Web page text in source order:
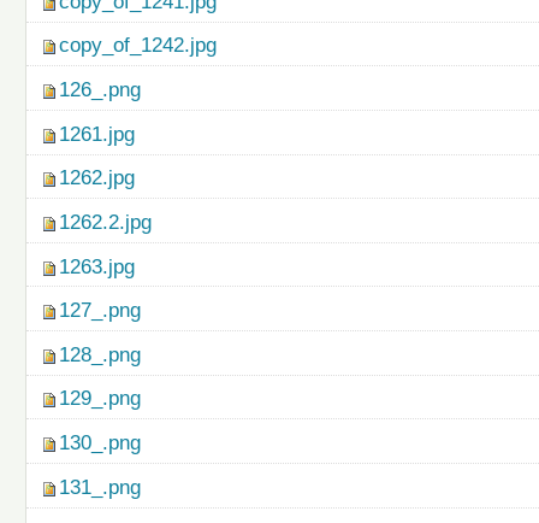
copy_of_1242.jpg
126_.png
1261.jpg
1262.jpg
1262.2.jpg
1263.jpg
127_.png
128_.png
129_.png
130_.png
131_.png